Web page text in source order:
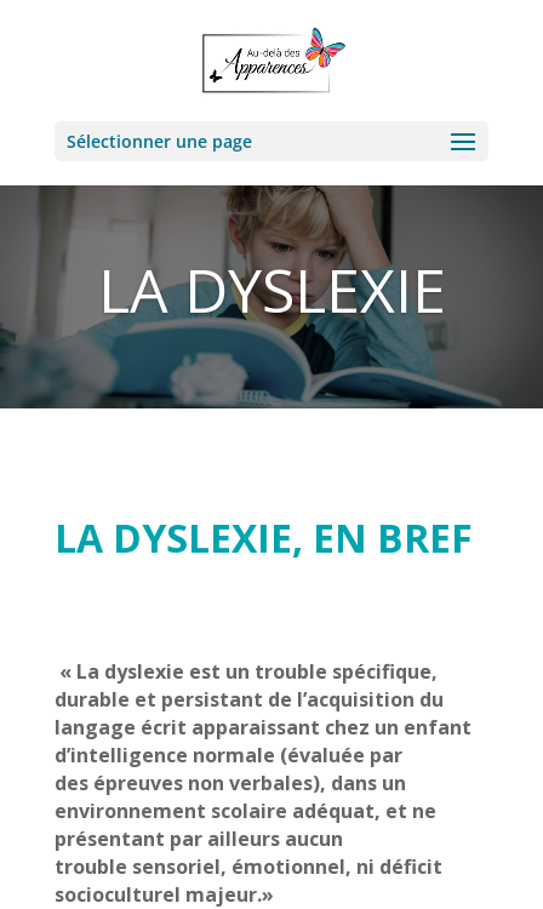
Sélectionner une page
LA DYSLEXIE
LA DYSLEXIE, EN BREF
« La dyslexie est un trouble spécifique,
durable et persistant de l’acquisition du
langage écrit apparaissant chez un enfant
d’intelligence normale (évaluée par
des épreuves non verbales), dans un
environnement scolaire adéquat, et ne
présentant par ailleurs aucun
trouble sensoriel, émotionnel, ni déficit
socioculturel majeur.»